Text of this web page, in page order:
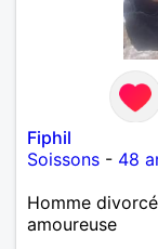
Fiphil
Soissons - 48
Homme
amoureuse